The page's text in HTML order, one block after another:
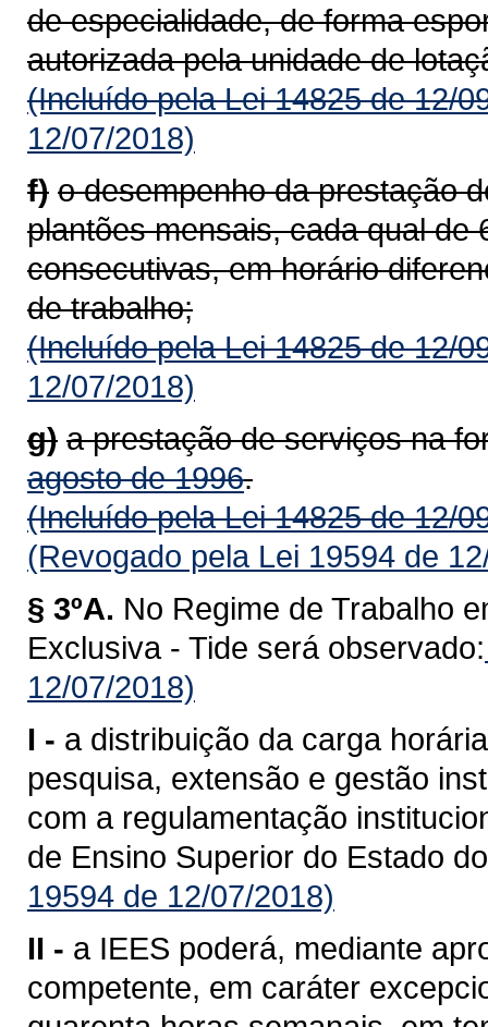
de especialidade, de forma
autorizada pela unidade de
(Incluído pela Lei 14825 de 12/
12/07/2018)
f) o desempenho da prestação
plantões mensais, cada qual de
consecutivas, em horário
de trabalho;
(Incluído pela Lei 14825 de 12/
12/07/2018)
g) a prestação de serviços na
agosto de 1996.
(Incluído pela Lei 14825 de 12/
(Revogado pela Lei 19594 de
§ 3ºA. No Regime de Trabalho
Exclusiva - Tide será observado:
12/07/2018)
I - a distribuição da carga
pesquisa, extensão e gestão
com a regulamentação
de Ensino Superior do Estado
19594 de 12/07/2018)
II - a IEES poderá, mediante
competente, em caráter